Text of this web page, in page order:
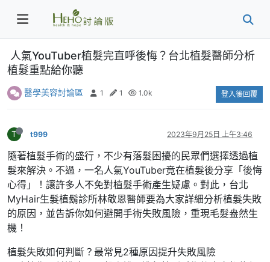
人氣YouTuber植髮完直呼後悔？台北植髮醫師分析
植髮重點給你聽
醫學美容討論區 1 1 1.0k 登入後回覆
T t999 2023年9月25日 上午3:46
隨著植髮手術的盛行，不少有落髮困擾的民眾們選擇透過植
髮來解決。不過，一名人氣YouTuber竟在植髮後分享「後悔
心得」！讓許多人不免對植髮手術產生疑慮。對此，台北
MyHair生髮植鬍診所林敬恩醫師要為大家詳細分析植髮失敗
的原因，並告訴你如何避開手術失敗風險，重現毛髮盎然生
機！
植髮失敗如何判斷？最常見2種原因提升失敗風險